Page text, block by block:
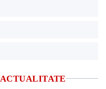
ACTUALITATE